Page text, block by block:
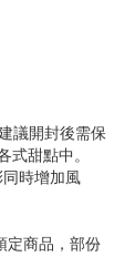
議開封後需保
甜點中。
時增加風
定商品，部份